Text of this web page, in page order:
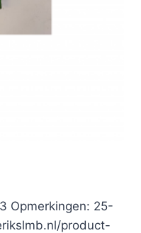
Opmerkingen: 25-
product-